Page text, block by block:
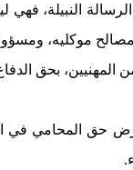
النبيلة،
موكليه،
المهنيين، بحق
حق المحامي في